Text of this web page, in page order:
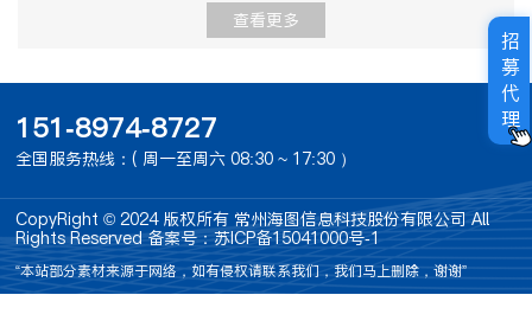
最大接入设备100路最大web访问64路操作系统Linux主要功
能AI设备接入支持AI摄像仪、嵌入式分析装置、GPU服务器
片以及报警录像web支持web访问浏览视频、查看报警信
息、管理设备等客户端对接支持客户端对接录像设备接入支
持NVR、DVR等录像存储设备接入摄像仪视频流转发支持摄
像仪媒体流转发，支持RTSP、RTMP等协议。视音频输入
输出接口视频输出1路HDMI，1路VGA音频输出1路，RCA接
口（线性电平，阻抗：1kΩ）语音对讲输入1个，RCA接口
（电平：2.0Vp-p，阻抗：1kΩ）外部接口网络接口2个USB
接口2个USB 3.0其他电源供应AC100V~240V功耗≤140W尺
查看更多
151-8974-8727
全国服务热线：( 周一至周六 08:30 ~ 17:30 ）
CopyRight © 2024 版权所有 常州海图信息科技股份有限公司 All
Rights Reserved备案号：苏ICP备15041000号-1
“本站部分素材来源于网络，如有侵权请联系我们，我们马上删除，谢谢”
招
募
代
理